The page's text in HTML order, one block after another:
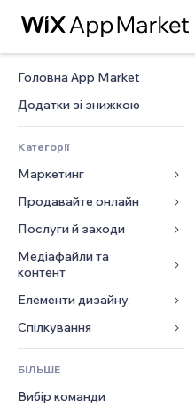
Головна App Market
Додатки зі знижкою
Категорії
Маркетинг
Реклама
Мобільний
Аналітика
Соцмережі
SEO
Залучення
Розміщення сайту
Ел. пошта
Конверсія
Продавайте онлайн
Додатки для магазинів
Надсилання та доставка
Кнопки продажу
Онлайн‑курси
Друк на замовлення
Бухгалтерський облік
Купони й лояльність
Рішення для складів
Послуги й заходи
Готелі
Заходи
Ресторани
Нерухомість
Медіафайли та
контент
Галерея
Музика
Подкасти
Фотографія
Відео
Елементи дизайну
Карти й навігація
Конфіденційність і безпека
Годинник
Шаблони сторінок
Форми
Опитування
БІЛЬШЕ
Вибір команди